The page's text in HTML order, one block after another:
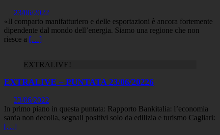
23/06/2022
«Il comparto manifatturiero e delle esportazioni è ancora fortemente
dipendente dal mondo dell’energia. Siamo una regione che non
riesce a […]
EXTRALIVE!
EXTRALIVE – PUNTATA 23/06/20226
23/06/2022
In primo piano in questa puntata: Rapporto Bankitalia: l’economia
sarda non decolla, segnali positivi solo da edilizia e turismo Cagliari:
[…]